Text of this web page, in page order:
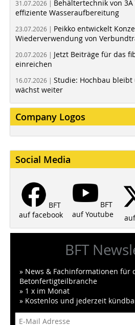
31.07.2026 | Behältertechnik von
effiziente Wasseraufbereitung
23.07.2026 | Peikko entwickelt
Wiederverwendung von
20.07.2026 | Jetzt Beiträge für das
einreichen
16.07.2026 | Studie: Hochbau
wächst weiter
Company Logos
Social Media
BFT
auf facebook
BFT
auf Youtube
BFT
» News & Fachinformationen für
Betonfertigteilbranche
» 1 x im Monat
» Kostenlos und jederzeit